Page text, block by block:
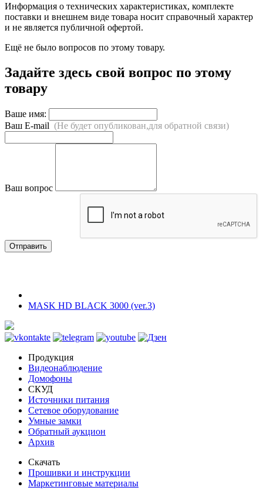
Информация о технических характеристиках, комплекте
поставки и внешнем виде товара носит справочный характер
и не является публичной офертой.
Ещё не было вопросов по этому товару.
Задайте здесь свой вопрос по этому
товару
Ваше имя:
Ваш E-mail (Не будет опубликован,для обратной связи)
Ваш вопрос
Отправить
MASK HD BLACK 3000 (ver.3)
Продукция
Видеонаблюдение
Домофоны
СКУД
Источники питания
Сетевое оборудование
Умные замки
Обратный аукцион
Архив
Скачать
Прошивки и инструкции
Маркетинговые материалы